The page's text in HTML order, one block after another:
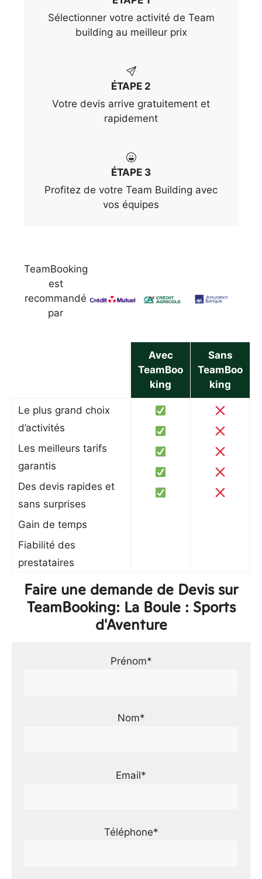
Sélectionner votre activité de Team
building au meilleur prix
ÉTAPE 2
Votre devis arrive gratuitement et
rapidement
ÉTAPE 3
Profitez de votre Team Building avec
vos équipes
TeamBooking
est
recommandé
par
Avec
TeamBoo
king
Sans
TeamBoo
king
Le plus grand choix
d’activités
Les meilleurs tarifs
garantis
Des devis rapides et
sans surprises
Gain de temps
Fiabilité des
prestataires
Faire une demande de Devis sur
TeamBooking: La Boule : Sports
d'Aventure
Prénom*
Nom*
Email*
Téléphone*